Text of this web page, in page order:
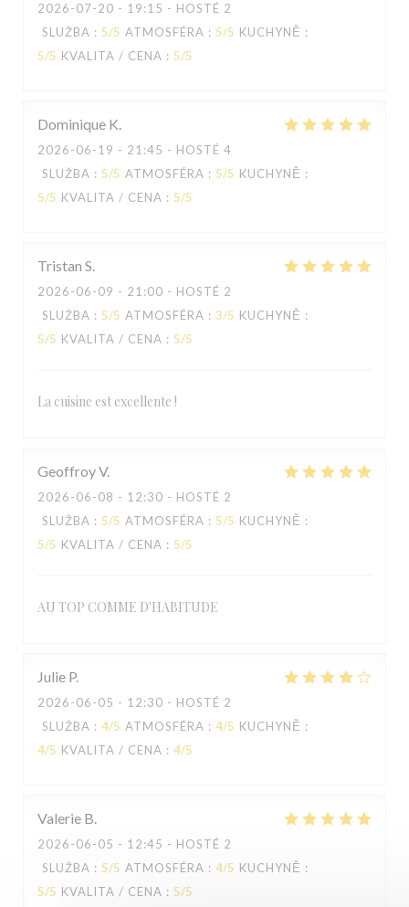
2026-07-20 - 19:15 - HOSTÉ 2
SLUŽBA : 5/5 ATMOSFÉRA : 5/5 KUCHYNĚ :
5/5 KVALITA / CENA : 5/5
Dominique K
2026-06-19 - 21:45 - HOSTÉ 4
SLUŽBA : 5/5 ATMOSFÉRA : 5/5 KUCHYNĚ :
5/5 KVALITA / CENA : 5/5
Tristan S
2026-06-09 - 21:00 - HOSTÉ 2
SLUŽBA : 5/5 ATMOSFÉRA : 3/5 KUCHYNĚ :
5/5 KVALITA / CENA : 5/5
La cuisine est excellente !
GeoffroyV
2026-06-08 - 12:30 - HOSTÉ 2
SLUŽBA : 5/5 ATMOSFÉRA : 5/5 KUCHYNĚ :
5/5 KVALITA / CENA : 5/5
AU TOP COMME D'HABITUDE
Julie P
2026-06-05 - 12:30 - HOSTÉ 2
SLUŽBA : 4/5 ATMOSFÉRA : 4/5 KUCHYNĚ :
4/5 KVALITA / CENA : 4/5
Valerie B
2026-06-05 - 12:45 - HOSTÉ 2
SLUŽBA : 5/5 ATMOSFÉRA : 4/5 KUCHYNĚ :
5/5 KVALITA / CENA : 5/5